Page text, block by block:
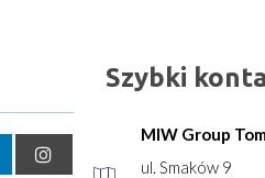
Szybki
MIW Group
ul. Smaków 9